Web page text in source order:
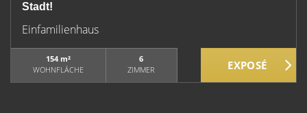
Stadt!
Einfamilienhaus
154 m²
WOHNFLÄCHE
6
ZIMMER